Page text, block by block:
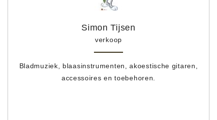
Simon Tijsen
verkoop
Bladmuziek, blaasinstrumenten, akoestische gitaren,
accessoires en toebehoren.